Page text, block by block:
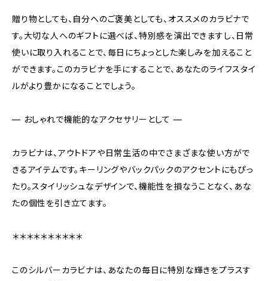
贈り物としても、自分へのご褒美としても、オススメのカラビナで
す。大切な人へのギフトに選べば、特別感を演出できますし、日常
使いに取り入れることで、毎日にちょっとした楽しみを加えること
ができます。このカラビナを手にすることで、あなたのライフスタイ
ルがより豊かになることでしょう。
— おしゃれで機能的なアクセサリーとして —
カラビナは、アウトドアや日常生活の中でさまざまな使い方がで
きるアイテムです。キーリングやバックパックのアクセントにもぴっ
たり。スタイリッシュなデザインで、機能性を損なうことなく、あな
たの個性を引き立てます。
＊＊＊＊＊＊＊＊＊＊
このシルバーカラビナは、あなたの毎日に特別な輝きをプラスす